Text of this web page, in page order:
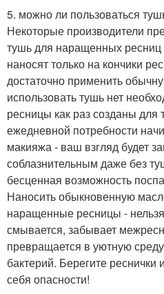
5. можно ли пользоваться
Некоторые производители
тушь для наращенных
наносят только на кончики
достаточно применить
использовать тушь нет
ресницы как раз созданы для
ежедневной потребности
макияжа - ваш взгляд будет
соблазнительным даже без
бесценная возможность
Наносить обыкновенную
наращенные ресницы -
смывается, забывает
превращается в уютную
бактерий. Берегите реснички
себя опасности!